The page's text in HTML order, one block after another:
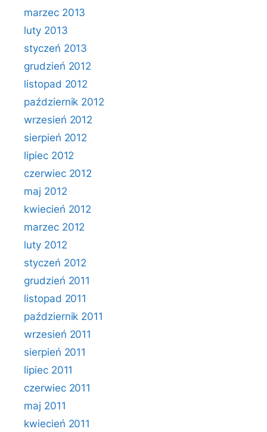
marzec 2013
luty 2013
styczeń 2013
grudzień 2012
listopad 2012
październik 2012
wrzesień 2012
sierpień 2012
lipiec 2012
czerwiec 2012
maj 2012
kwiecień 2012
marzec 2012
luty 2012
styczeń 2012
grudzień 2011
listopad 2011
październik 2011
wrzesień 2011
sierpień 2011
lipiec 2011
czerwiec 2011
maj 2011
kwiecień 2011